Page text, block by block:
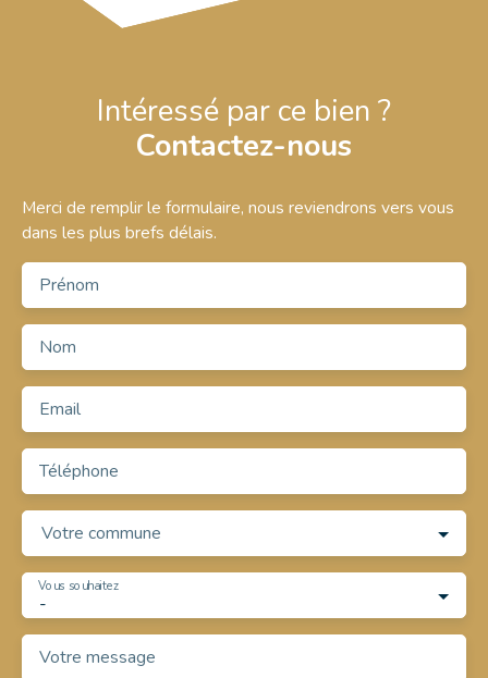
Intéressé par ce bien ?
Contactez-nous
Merci de remplir le formulaire, nous reviendrons vers vous
dans les plus brefs délais.
Prénom
Nom
Email
Téléphone
Votre commune
-
Vous souhaitez
Votre message